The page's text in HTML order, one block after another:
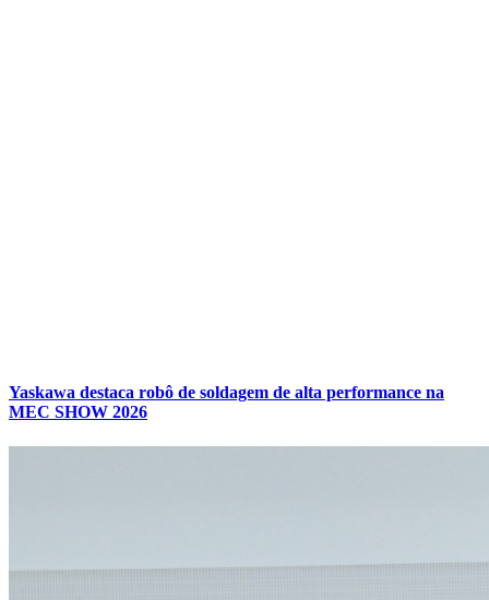
Yaskawa destaca robô de soldagem de alta performance na
MEC SHOW 2026